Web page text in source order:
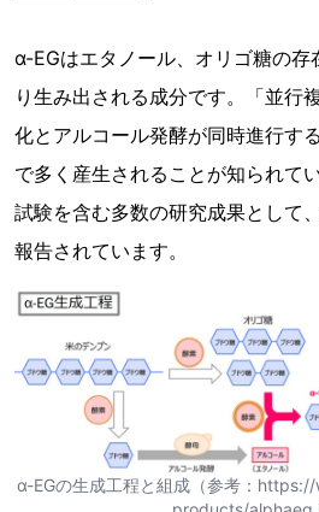
α-EGはエタノール、オリゴ糖の存
り生み出される成分です。「並行
化とアルコール発酵が同時進行す
で多く産生されることが知られて
試験を含む多数の研究成果として
報告されています。
α-EGの生成工程と組成（参考：